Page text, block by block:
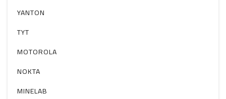
YANTON
TYT
MOTOROLA
NOKTA
MINELAB